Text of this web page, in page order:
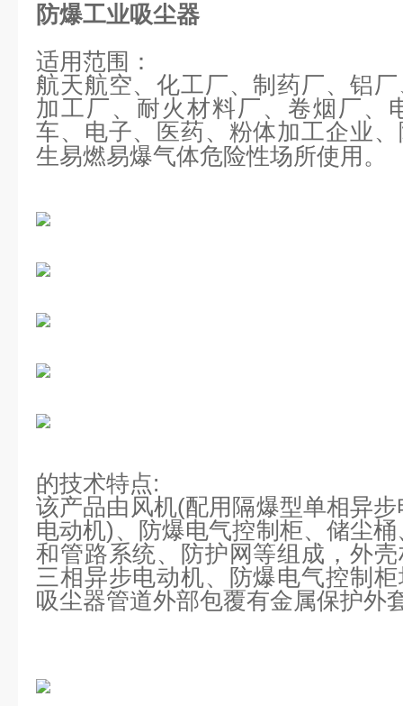
防爆工业吸尘器
适用范围：
航天航空、化工厂、制药厂、铝
加工厂、耐火材料厂、卷烟厂、
车、电子、医药、粉体加工企业
生易燃易爆气体危险性场所使用。
的技术特点:
该产品由风机(配用隔爆型单相异
电动机)、防爆电气控制柜、储尘
和管路系统、防护网等组成，外
三相异步电动机、防爆电气控制
吸尘器管道外部包覆有金属保护外